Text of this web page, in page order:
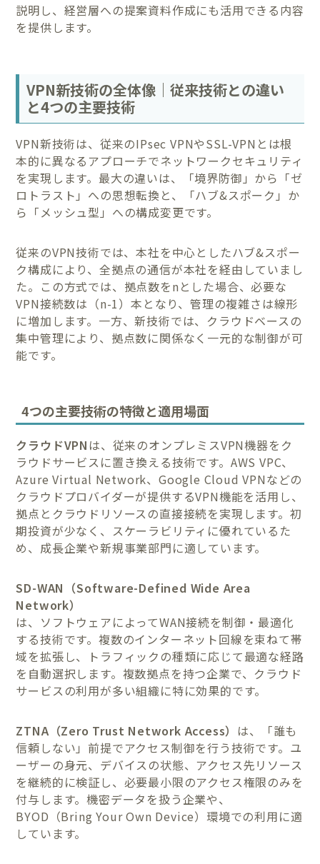
説明し、経営層への提案資料作成にも活用できる内容
を提供します。
VPN新技術の全体像｜従来技術との違い
と4つの主要技術
VPN新技術は、従来のIPsec VPNやSSL-VPNとは根
本的に異なるアプローチでネットワークセキュリティ
を実現します。最大の違いは、「境界防御」から「ゼ
ロトラスト」への思想転換と、「ハブ&スポーク」か
ら「メッシュ型」への構成変更です。
従来のVPN技術では、本社を中心としたハブ&スポー
ク構成により、全拠点の通信が本社を経由していまし
た。この方式では、拠点数をnとした場合、必要な
VPN接続数は（n-1）本となり、管理の複雑さは線形
に増加します。一方、新技術では、クラウドベースの
集中管理により、拠点数に関係なく一元的な制御が可
能です。
4つの主要技術の特徴と適用場面
クラウドVPNは、従来のオンプレミスVPN機器をク
ラウドサービスに置き換える技術です。AWS VPC、
Azure Virtual Network、Google Cloud VPNなどの
クラウドプロバイダーが提供するVPN機能を活用し、
拠点とクラウドリソースの直接接続を実現します。初
期投資が少なく、スケーラビリティに優れているた
め、成長企業や新規事業部門に適しています。
SD-WAN（Software-Defined Wide Area
Network）
は、ソフトウェアによってWAN接続を制御・最適化
する技術です。複数のインターネット回線を束ねて帯
域を拡張し、トラフィックの種類に応じて最適な経路
を自動選択します。複数拠点を持つ企業で、クラウド
サービスの利用が多い組織に特に効果的です。
ZTNA（Zero Trust Network Access） は、「誰も
信頼しない」前提でアクセス制御を行う技術です。ユ
ーザーの身元、デバイスの状態、アクセス先リソース
を継続的に検証し、必要最小限のアクセス権限のみを
付与します。機密データを扱う企業や、
BYOD（Bring Your Own Device）環境での利用に適
しています。